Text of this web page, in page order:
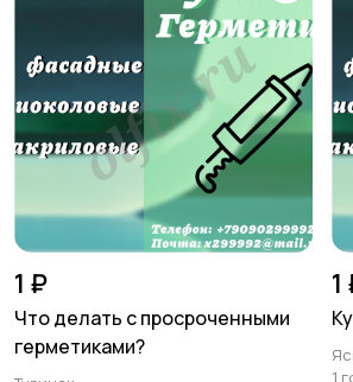
1 ₽
Что делать с просроченными
герметиками?
1
1